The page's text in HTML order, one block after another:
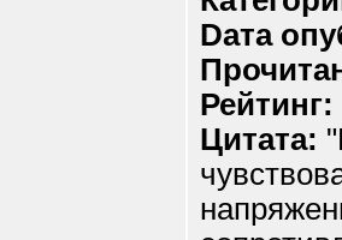
Dата
Рейтинг:
Цитата: